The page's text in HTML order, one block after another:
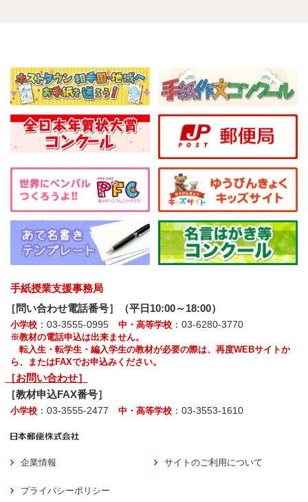
手紙授業支援事務局
［問い合わせ電話番号］（平日10:00～18:00）
小学校 ：03-3555-0995 中・高等学校 ：03-6280-3770
※教材の電話申込は出来ません。
転入生・転学生・編入学生の教材が必要の際は、再度WEBサイトか
ら、またはFAXでお申込みください。
［お問い合わせ］
［教材申込FAX番号］
小学校 ：03-3555-2477 中・高等学校 ：03-3553-1610
企業情報 サイトのご利用について
プライバシーポリシー